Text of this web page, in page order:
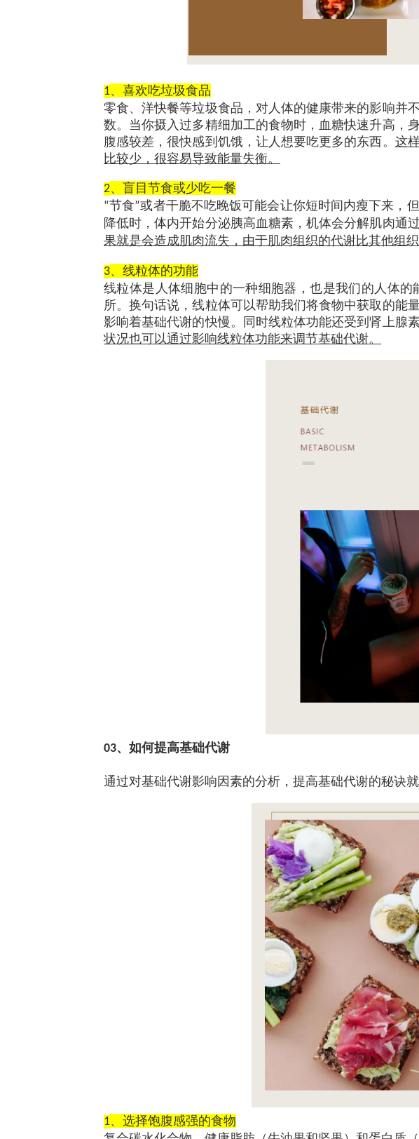
1、喜欢吃垃圾食品
零食、洋快餐等垃圾食品，对人体的健康带来的影响并
数。当你摄入过多精细加工的食物时，血糖快速升高，
腹感较差，很快感到饥饿，让人想要吃更多的东西。 这
比较少，很容易导致能量失衡。
2、盲目节食或少吃一餐
“节食”或者干脆不吃晚饭可能会让你短时间内瘦下来，
降低时，体内开始分泌胰高血糖素，机体会分解肌肉通
果就是会造成肌肉流失，由于肌肉组织的代谢比其他组
3、线粒体的功能
线粒体是人体细胞中的一种细胞器，也是我们的人体
所。换句话说，线粒体可以帮助我们将食物中获取的能
影响着基础代谢的快慢。同时线粒体功能还受到肾上腺
状况也可以通过影响线粒体功能来调节基础代谢。
03、如何提高基础代谢
通过对基础代谢影响因素的分析，提高基础代谢的秘诀
1、选择饱腹感强的食物